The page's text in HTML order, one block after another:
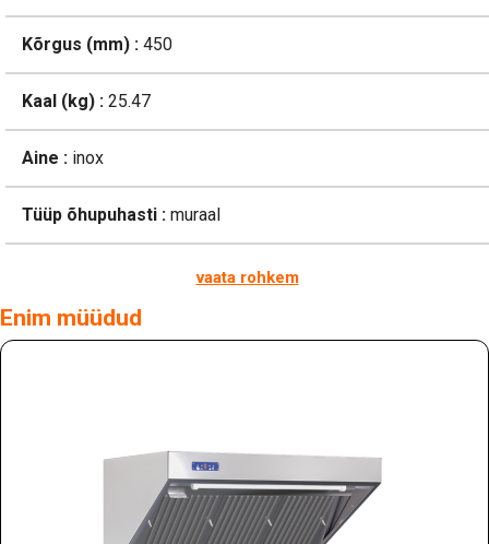
Kõrgus (mm) : 450
Kaal (kg) : 25.47
Aine : inox
Tüüp õhupuhasti : muraal
vaata rohkem
Enim müüdud